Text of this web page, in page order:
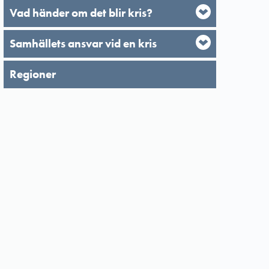
Vad händer om det blir kris?
Samhällets ansvar vid en kris
Regioner